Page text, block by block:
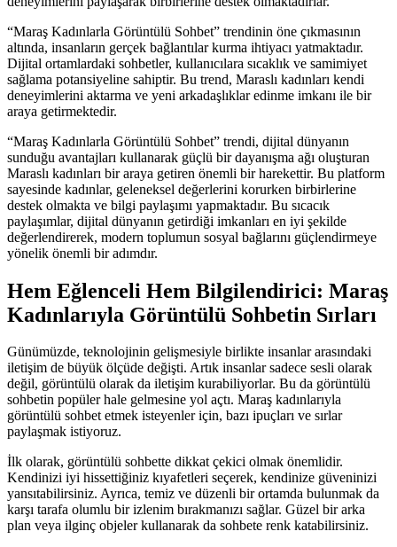
“Maraş Kadınlarla Görüntülü Sohbet” trendinin öne çıkmasının
altında, insanların gerçek bağlantılar kurma ihtiyacı yatmaktadır.
Dijital ortamlardaki sohbetler, kullanıcılara sıcaklık ve samimiyet
sağlama potansiyeline sahiptir. Bu trend, Maraslı kadınları kendi
deneyimlerini aktarma ve yeni arkadaşlıklar edinme imkanı ile bir
araya getirmektedir.
“Maraş Kadınlarla Görüntülü Sohbet” trendi, dijital dünyanın
sunduğu avantajları kullanarak güçlü bir dayanışma ağı oluşturan
Maraslı kadınları bir araya getiren önemli bir harekettir. Bu platform
sayesinde kadınlar, geleneksel değerlerini korurken birbirlerine
destek olmakta ve bilgi paylaşımı yapmaktadır. Bu sıcacık
paylaşımlar, dijital dünyanın getirdiği imkanları en iyi şekilde
değerlendirerek, modern toplumun sosyal bağlarını güçlendirmeye
yönelik önemli bir adımdır.
Hem Eğlenceli Hem Bilgilendirici: Maraş
Kadınlarıyla Görüntülü Sohbetin Sırları
Günümüzde, teknolojinin gelişmesiyle birlikte insanlar arasındaki
iletişim de büyük ölçüde değişti. Artık insanlar sadece sesli olarak
değil, görüntülü olarak da iletişim kurabiliyorlar. Bu da görüntülü
sohbetin popüler hale gelmesine yol açtı. Maraş kadınlarıyla
görüntülü sohbet etmek isteyenler için, bazı ipuçları ve sırlar
paylaşmak istiyoruz.
İlk olarak, görüntülü sohbette dikkat çekici olmak önemlidir.
Kendinizi iyi hissettiğiniz kıyafetleri seçerek, kendinize güveninizi
yansıtabilirsiniz. Ayrıca, temiz ve düzenli bir ortamda bulunmak da
karşı tarafa olumlu bir izlenim bırakmanızı sağlar. Güzel bir arka
plan veya ilginç objeler kullanarak da sohbete renk katabilirsiniz.